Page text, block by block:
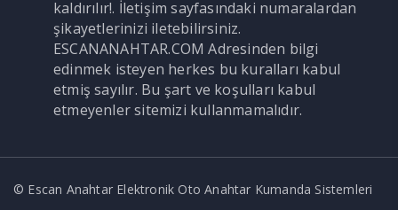
kaldırılır!. İletişim sayfasındaki numaralardan
şikayetlerinizi iletebilirsiniz.
ESCANANAHTAR.COM Adresinden bilgi
edinmek isteyen herkes bu kuralları kabul
etmiş sayılır. Bu şart ve koşulları kabul
etmeyenler sitemizi kullanmamalıdır.
© Escan Anahtar Elektronik Oto Anahtar Kumanda Sistemleri